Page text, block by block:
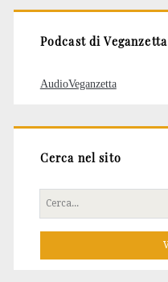
Podcast di Veganzetta
AudioVeganzetta
Cerca nel sito
Cerca
per: